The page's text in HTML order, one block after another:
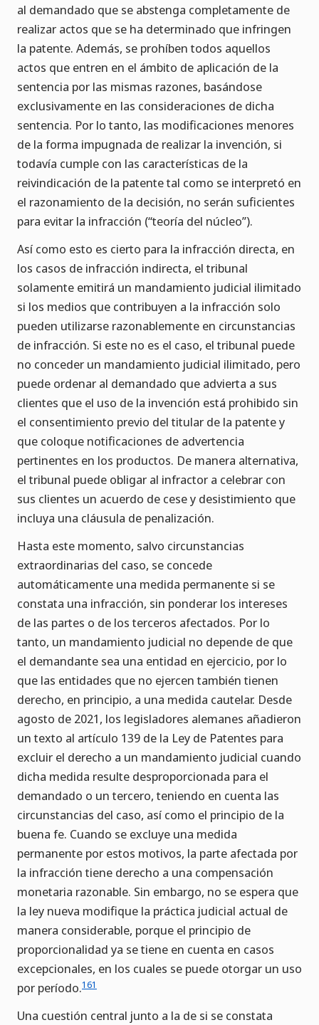
al demandado que se abstenga completamente de
realizar actos que se ha determinado que infringen
la patente. Además, se prohíben todos aquellos
actos que entren en el ámbito de aplicación de la
sentencia por las mismas razones, basándose
exclusivamente en las consideraciones de dicha
sentencia. Por lo tanto, las modificaciones menores
de la forma impugnada de realizar la invención, si
todavía cumple con las características de la
reivindicación de la patente tal como se interpretó en
el razonamiento de la decisión, no serán suficientes
para evitar la infracción (“teoría del núcleo”).
Así como esto es cierto para la infracción directa, en
los casos de infracción indirecta, el tribunal
solamente emitirá un mandamiento judicial ilimitado
si los medios que contribuyen a la infracción solo
pueden utilizarse razonablemente en circunstancias
de infracción. Si este no es el caso, el tribunal puede
no conceder un mandamiento judicial ilimitado, pero
puede ordenar al demandado que advierta a sus
clientes que el uso de la invención está prohibido sin
el consentimiento previo del titular de la patente y
que coloque notificaciones de advertencia
pertinentes en los productos. De manera alternativa,
el tribunal puede obligar al infractor a celebrar con
sus clientes un acuerdo de cese y desistimiento que
incluya una cláusula de penalización.
Hasta este momento, salvo circunstancias
extraordinarias del caso, se concede
automáticamente una medida permanente si se
constata una infracción, sin ponderar los intereses
de las partes o de los terceros afectados. Por lo
tanto, un mandamiento judicial no depende de que
el demandante sea una entidad en ejercicio, por lo
que las entidades que no ejercen también tienen
derecho, en principio, a una medida cautelar. Desde
agosto de 2021, los legisladores alemanes añadieron
un texto al artículo 139 de la Ley de Patentes para
excluir el derecho a un mandamiento judicial cuando
dicha medida resulte desproporcionada para el
demandado o un tercero, teniendo en cuenta las
circunstancias del caso, así como el principio de la
buena fe. Cuando se excluye una medida
permanente por estos motivos, la parte afectada por
la infracción tiene derecho a una compensación
monetaria razonable. Sin embargo, no se espera que
la ley nueva modifique la práctica judicial actual de
manera considerable, porque el principio de
proporcionalidad ya se tiene en cuenta en casos
excepcionales, en los cuales se puede otorgar un uso
por período.161
Una cuestión central junto a la de si se constata